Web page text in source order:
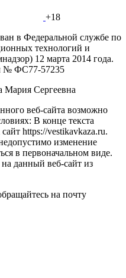
+18
в Федеральной службе по
технологий и
12 марта 2014 года.
№ ФС77-57235
Мария Сергеевна
веб-сайта возможно
В конце текста
https://vestikavkaza.ru.
изменение
в первоначальном виде.
данный веб-сайт из
на почту